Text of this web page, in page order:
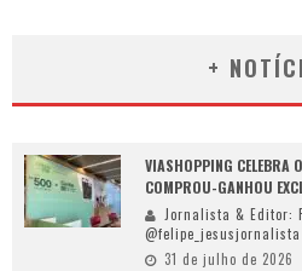
+
VIASHOPPING CELEBRA
COMPROU-GANHOU
Jornalista & Editor:
@felipe_jesusjornalista
31 de julho de 2026